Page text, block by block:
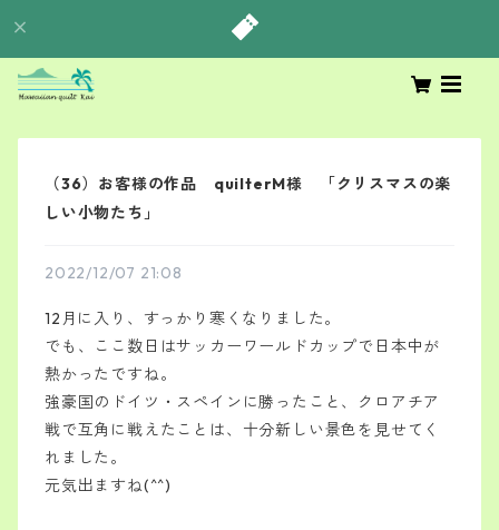
（36）お客様の作品 quilterM様 「クリスマスの楽
しい小物たち」
2022/12/07 21:08
12月に入り、すっかり寒くなりました。
でも、ここ数日はサッカーワールドカップで日本中が
熱かったですね。
強豪国のドイツ・スペインに勝ったこと、クロアチア
戦で互角に戦えたことは、十分新しい景色を見せてく
れました。
元気出ますね(^^)